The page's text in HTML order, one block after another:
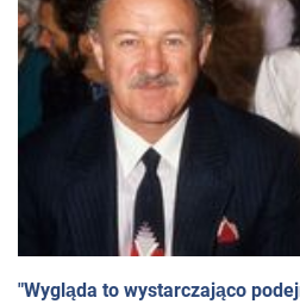
"Wygląda to wystarczająco